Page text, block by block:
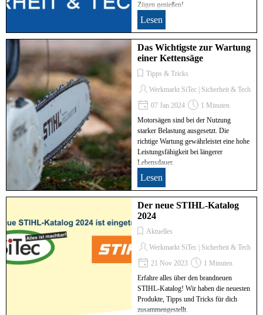
Zügen genießen!
Lesen
Das Wichtigste zur Wartung
einer Kettensäge
Tipps & Tricks
Werkmarkt SiTec | Sicherheit & Technik
07 Jan 2024
1 Minuten
Motorsägen sind bei der Nutzung
starker Belastung ausgesetzt. Die
richtige Wartung gewährleistet eine hohe
Leistungsfähigkeit bei längerer
Lebensdauer.
Lesen
Der neue STIHL-Katalog
2024
Aktuelles
Werkmarkt SiTec | Sicherheit & Technik
21 Nov 2023
1 Minuten
Erfahre alles über den brandneuen
STIHL-Katalog! Wir haben die neuesten
Produkte, Tipps und Tricks für dich
zusammengestellt.